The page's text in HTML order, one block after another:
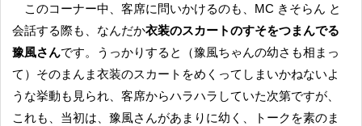
このコーナー中、客席に問いかけるのも、MC きそらん と
会話する際も、なんだか衣装のスカートのすそをつまんでる
豫風さんです。うっかりすると（豫風ちゃんの幼さも相まっ
て）そのまんま衣装のスカートをめくってしまいかねないよ
うな挙動も見られ、客席からハラハラしていた次第ですが、
これも、当初は、豫風さんがあまりに幼く、トークを素のま